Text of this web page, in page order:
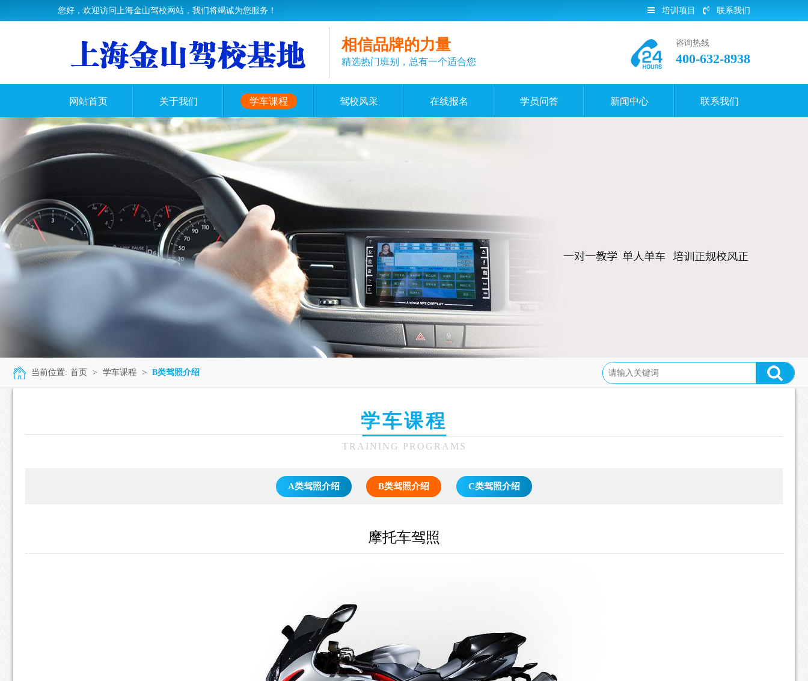
您好，欢迎访问上海金山驾校网站，我们将竭诚为您服务！ 培训项目 联系我们
相信品牌的力量
精选热门班别，总有一个适合您
咨询热线
400-632-8938
网站首页 关于我们 学车课程 驾校风采 在线报名 学员问答 新闻中心 联系我们
当前位置: 首页 > 学车课程 > B类驾照介绍
学车课程
TRAINING PROGRAMS
A类驾照介绍 B类驾照介绍 C类驾照介绍
摩托车驾照